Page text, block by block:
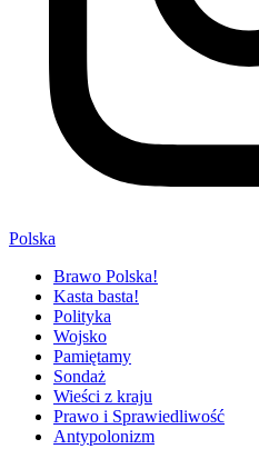
Polska
Brawo Polska!
Kasta basta!
Polityka
Wojsko
Pamiętamy
Sondaż
Wieści z kraju
Prawo i Sprawiedliwość
Antypolonizm